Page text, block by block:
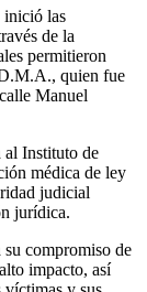
inició las
de la
permitieron
quien fue
Manuel
Instituto de
médica de ley
judicial
jurídica.
compromiso de
impacto, así